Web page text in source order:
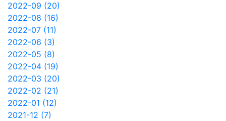
2022-09 (20)
2022-08 (16)
2022-07 (11)
2022-06 (3)
2022-05 (8)
2022-04 (19)
2022-03 (20)
2022-02 (21)
2022-01 (12)
2021-12 (7)